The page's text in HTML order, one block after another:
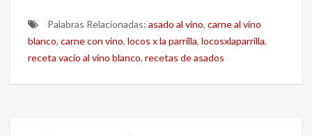
Palabras Relacionadas: asado al vino, carne al vino
blanco, carne con vino, locos x la parrilla, locosxlaparrilla,
receta vacio al vino blanco, recetas de asados